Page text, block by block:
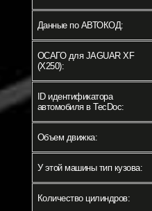
Данные по АВТОКОД:
ОСАГО для JAGUAR XF
(X250):
ID идентификатора
автомобиля в TecDoc:
Объем движка:
У этой машины тип кузова:
Количество цилиндров: